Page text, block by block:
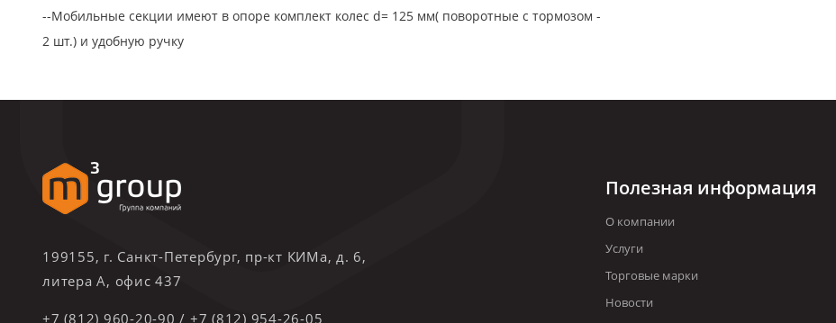
--Мобильные секции имеют в опоре комплект колес d= 125 мм( поворотные с тормозом -
2 шт.) и удобную ручку
199155, г. Санкт-Петербург, пр-кт КИМа, д. 6,
литера А, офис 437
+7 (812) 960-20-90 / +7 (812) 954-26-05
Полезная информация
О компании
Услуги
Торговые марки
Новости